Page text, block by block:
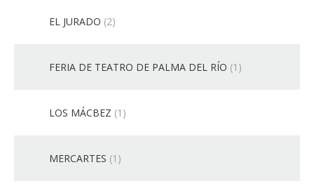
EL JURADO (2)
FERIA DE TEATRO DE PALMA DEL RÍO (1)
LOS MÁCBEZ (1)
MERCARTES (1)